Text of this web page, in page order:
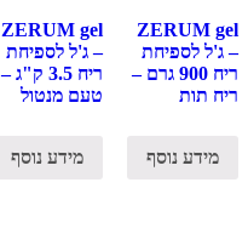
ZERUM gel
– ג'ל לספיחת
ריח 900 גרם –
ריח תות
מידע נוסף
ZERUM gel
– ג'ל לספיחת
ריח 3.5 ק"ג –
טעם מנטול
מידע נוסף